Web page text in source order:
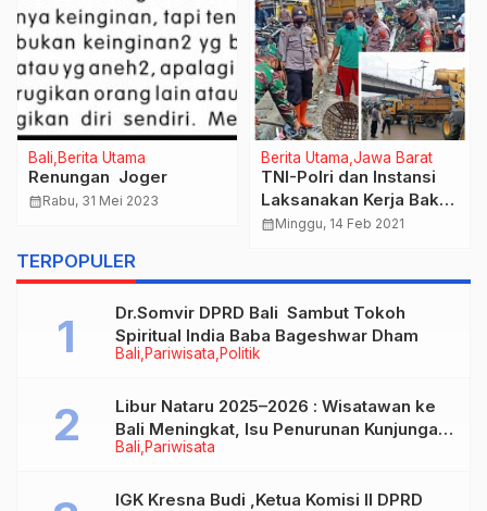
Bali Berita Utama
Renungan Joger
calendar_monthRabu, 31 Mei 2023
Berita Utama Jawa Barat
TNI-Polri dan Instansi
Laksanakan Kerja Bakti
Pembersihan Sampah
calendar_monthMinggu, 14 Feb 2021
TERPOPULER
Bali Pariwisata Politik
Dr.Somvir DPRD Bali Sambut Tokoh
Spiritual India Baba Bageshwar Dham
Bali Pariwisata
Libur Nataru 2025–2026 : Wisatawan ke
Bali Meningkat, Isu Penurunan Kunjungan
Tidak Benar
IGK Kresna Budi ,Ketua Komisi II DPRD